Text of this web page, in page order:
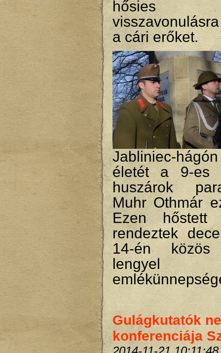
hősies
a cári erőket.
Jabliniec-
életét a 9-es
huszárok
Muhr Othmár
Ezen hőstett
rendeztek
14-én közös
lengyel
Gulágkutatók
konferenciája